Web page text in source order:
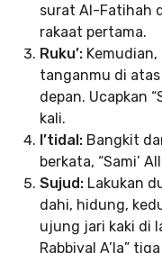
surat Al-Fatihah
rakaat pertama.
Ruku’:
tanganmu di
depan. Ucapkan
kali.
I’tidal: Bangkit
berkata, “Sami’
Sujud: Lakukan
dahi, hidung,
ujung jari kaki di
Rabbiyal A’la”